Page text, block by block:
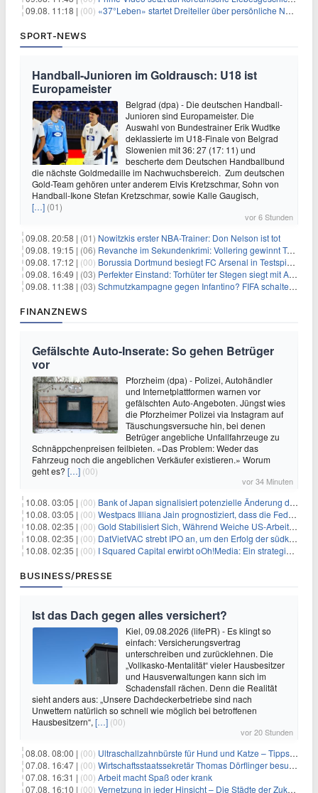
09.08. 11:18 | (00) «37°Leben» startet Dreiteiler über persönliche Neuanfänge
SPORT-NEWS
Handball-Junioren im Goldrausch: U18 ist
Europameister
Belgrad (dpa) - Die deutschen Handball-
Junioren sind Europameister. Die
Auswahl von Bundestrainer Erik Wudtke
deklassierte im U18-Finale von Belgrad
Slowenien mit 36: 27 (17: 11) und
bescherte dem Deutschen Handballbund
die nächste Goldmedaille im Nachwuchsbereich. Zum deutschen
Gold-Team gehören unter anderem Elvis Kretzschmar, Sohn von
Handball-Ikone Stefan Kretzschmar, sowie Kalle Gaugisch,
[…] (01)
vor 6 Stunden
09.08. 20:58 | (01) Nowitzkis erster NBA-Trainer: Don Nelson ist tot
09.08. 19:15 | (06) Revanche im Sekundenkrimi: Vollering gewinnt Tour
09.08. 17:12 | (00) Borussia Dortmund besiegt FC Arsenal in Testspiel mit 3:2
09.08. 16:49 | (03) Perfekter Einstand: Torhüter ter Stegen siegt mit Ajax
09.08. 11:38 | (03) Schmutzkampagne gegen Infantino? FIFA schaltet auf Angriff
FINANZNEWS
Gefälschte Auto-Inserate: So gehen Betrüger
vor
Pforzheim (dpa) - Polizei, Autohändler
und Internetplattformen warnen vor
gefälschten Auto-Angeboten. Jüngst wies
die Pforzheimer Polizei via Instagram auf
Täuschungsversuche hin, bei denen
Betrüger angebliche Unfallfahrzeuge zu
Schnäppchenpreisen feilbieten. «Das Problem: Weder das
Fahrzeug noch die angeblichen Verkäufer existieren.» Worum
geht es? […] (00)
vor 34 Minuten
10.08. 03:05 | (00) Bank of Japan signalisiert potenzielle Änderung der Zinspolitik angesichts von Inflationsbedenken
10.08. 03:05 | (00) Westpacs Illiana Jain prognostiziert, dass die Fed die Zinssätze nach dem Arbeitsmarktbericht stabil halten wird
10.08. 02:35 | (00) Gold Stabilisiert Sich, Während Weiche US-Arbeitsmarktdaten Zinsängste Lindern
10.08. 02:35 | (00) DatVietVAC strebt IPO an, um den Erfolg der südkoreanischen Unterhaltungsindustrie nachzuahmen
10.08. 02:35 | (00) I Squared Capital erwirbt oOh!Media: Ein strategischer Schritt in der Außenwerbung
BUSINESS/PRESSE
Ist das Dach gegen alles versichert?
Kiel, 09.08.2026 (lifePR) - Es klingt so
einfach: Versicherungsvertrag
unterschreiben und zurücklehnen. Die
„Vollkasko-Mentalität“ vieler Hausbesitzer
und Hausverwaltungen kann sich im
Schadensfall rächen. Denn die Realität
sieht anders aus: „Unsere Dachdeckerbetriebe sind nach
Unwettern natürlich so schnell wie möglich bei betroffenen
Hausbesitzern“, […] (00)
vor 20 Stunden
08.08. 08:00 | (00) Ultraschallzahnbürste für Hund und Katze – Tipps zur erfolgreichen Eingewöhnung
07.08. 16:47 | (00) Wirtschaftsstaatssekretär Thomas Dörflinger besucht Handwerksbetrieb im Kammerbezirk Freiburg
07.08. 16:31 | (00) Arbeit macht Spaß oder krank
07.08. 16:10 | (00) Vernetzung in jeder Hinsicht – Die Städte der Zukunft sind grün-blau